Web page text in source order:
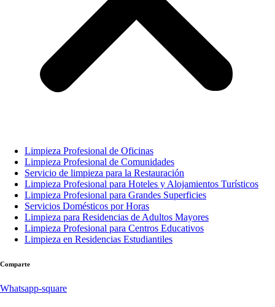
Limpieza Profesional de Oficinas
Limpieza Profesional de Comunidades
Servicio de limpieza para la Restauración
Limpieza Profesional para Hoteles y Alojamientos Turísticos
Limpieza Profesional para Grandes Superficies
Servicios Domésticos por Horas
Limpieza para Residencias de Adultos Mayores
Limpieza Profesional para Centros Educativos
Limpieza en Residencias Estudiantiles
Comparte
Whatsapp-square